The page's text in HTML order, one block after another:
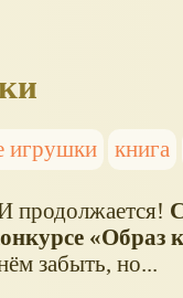
игрушки книга
«Образ
забыть, но...